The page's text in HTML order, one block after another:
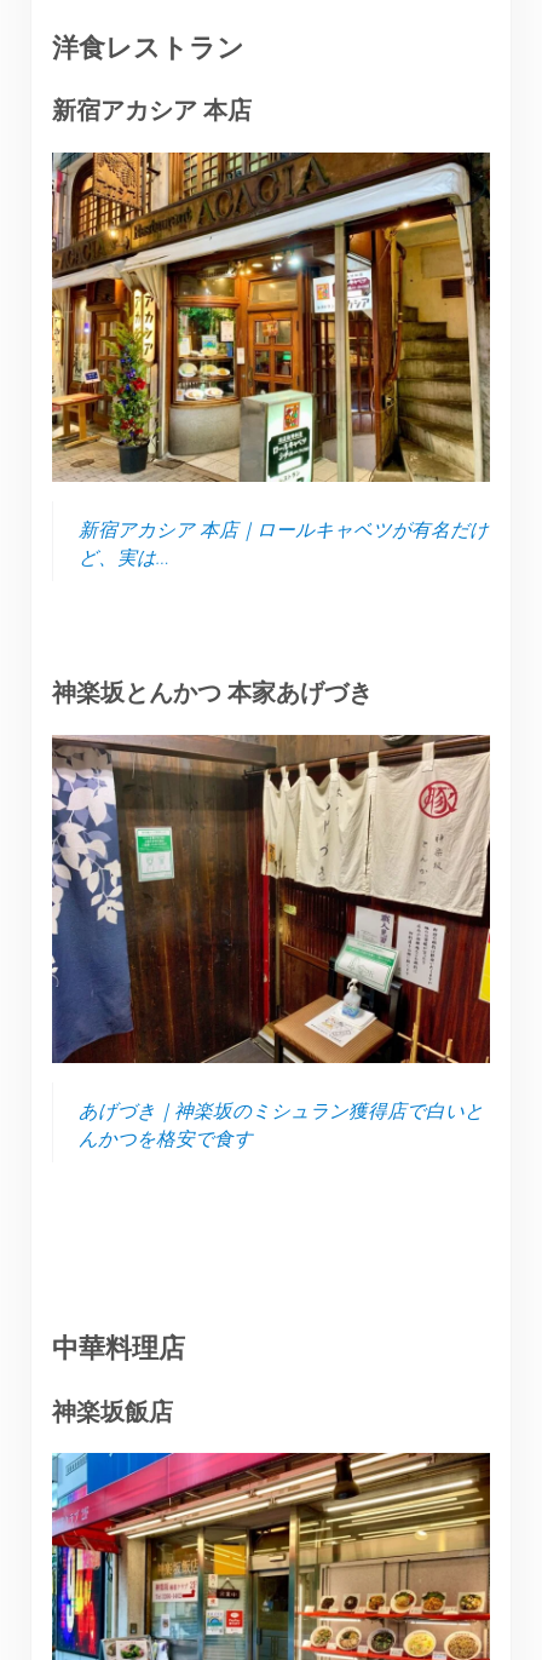
洋食レストラン
新宿アカシア 本店
新宿アカシア 本店｜ロールキャベツが有名だけ
ど、実は…
神楽坂とんかつ 本家あげづき
あげづき｜神楽坂のミシュラン獲得店で白いと
んかつを格安で食す
中華料理店
神楽坂飯店